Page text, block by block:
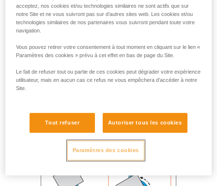
acceptez, nos cookies et/ou technologies similaires ne sont actifs que sur
notre Site et ne vous suivront pas sur d’autres sites web. Les cookies et/ou
technologies similaires de nos partenaires vous suivront pendant toute votre
navigation.
Vous pouvez retirer votre consentement à tout moment en cliquant sur le lien «
Paramètres des cookies » prévu à cet effet en bas de page du Site.
Le fait de refuser tout ou partie de ces cookies peut dégrader votre expérience
utilisateur, mais en aucun cas ce refus ne vous empêchera d’accéder à notre
Site.
Tout refuser Autoriser tous les cookies
Paramètres des cookies